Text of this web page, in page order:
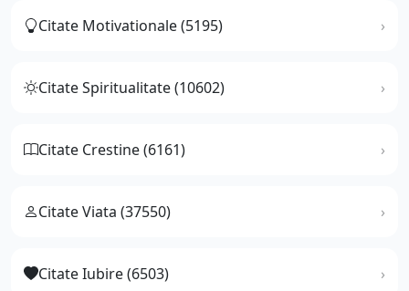
Citate Motivationale (5195)
Citate Spiritualitate (10602)
Citate Crestine (6161)
Citate Viata (37550)
Citate Iubire (6503)